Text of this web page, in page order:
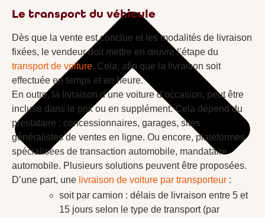
Le transport du véhicule
Dès que la vente est conclue et les modalités de livraison
fixées, le vendeur doit mettre en œuvre l’étape du
transport de voiture. Cela, afin que la livraison soit
effectuée en temps et en heure.
En outre, la livraison d’une voiture d’occasion, peut être
incluse dans le prix ou en supplément. Cela dépend du
prestataire : concessionnaires, garages, sites
généralistes de ventes en ligne. Ou encore, plateformes
spécialisées de transaction automobile, mandataire
automobile. Plusieurs solutions peuvent être proposées.
D’une part, une livraison de voiture par transporteur :
soit par camion : délais de livraison entre 5 et
15 jours selon le type de transport (par